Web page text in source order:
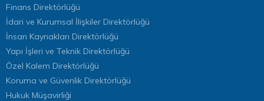
Finans Direktörlüğü
İdari ve Kurumsal İlişkiler Direktörlüğü
İnsan Kaynakları Direktörlüğü
Yapı İşleri ve Teknik Direktörlüğü
Özel Kalem Direktörlüğü
Koruma ve Güvenlik Direktörlüğü
Hukuk Müşavirliği